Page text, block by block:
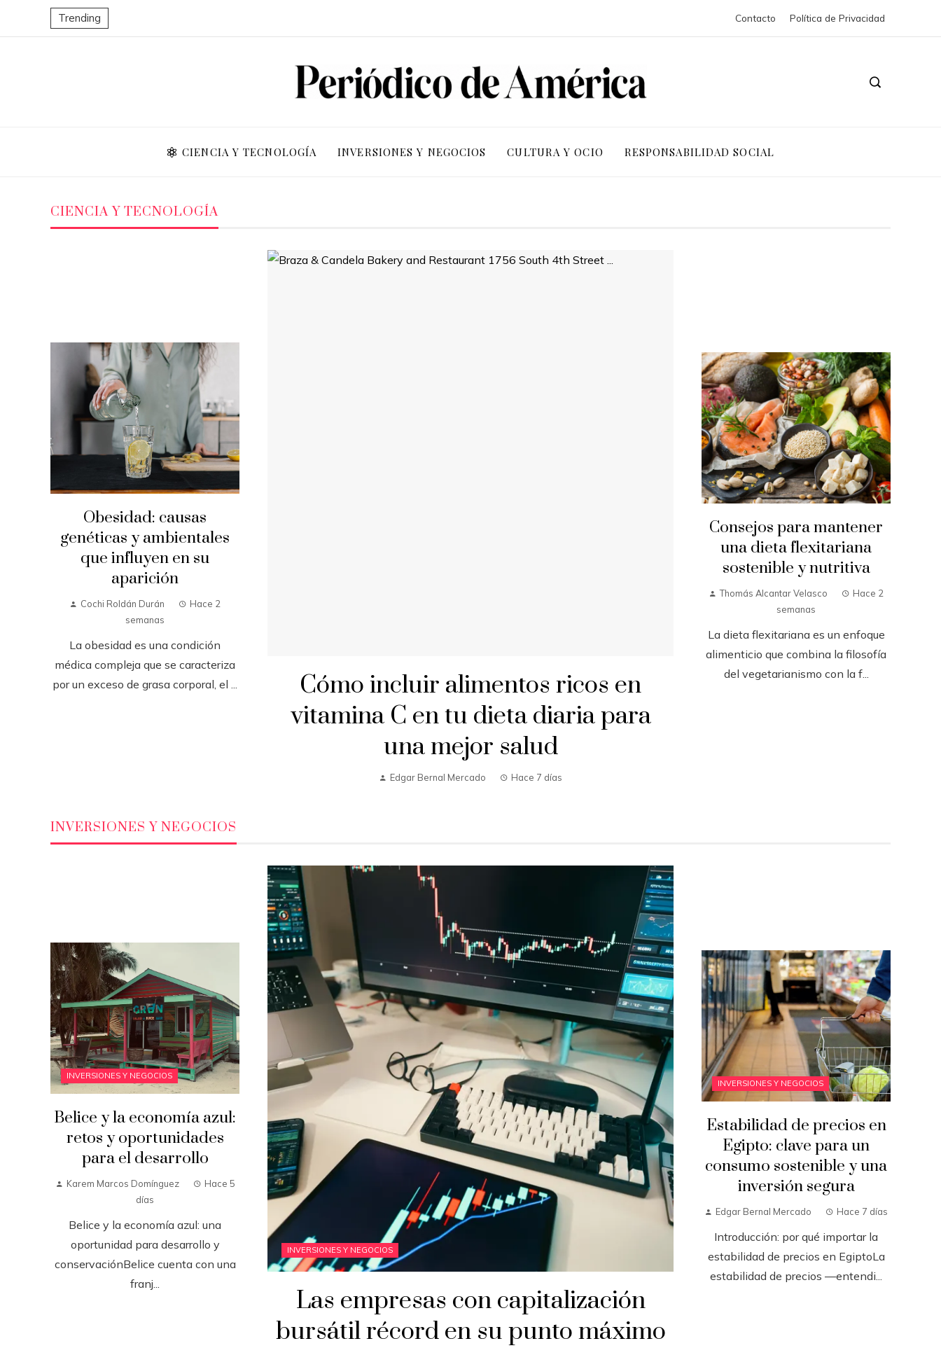
Trending Contacto Política de Privacidad
CIENCIA Y TECNOLOGÍA INVERSIONES Y NEGOCIOS CULTURA Y OCIO RESPONSABILIDAD SOCIAL
CIENCIA Y TECNOLOGÍA
Cómo incluir alimentos ricos en
vitamina C en tu dieta diaria para
una mejor salud
Edgar Bernal Mercado Hace 7 días
Obesidad: causas
genéticas y ambientales
que influyen en su
aparición
Cochi Roldán Durán
Hace 2
semanas
La obesidad es una condición
médica compleja que se caracteriza
por un exceso de grasa corporal, el ...
Consejos para mantener
una dieta flexitariana
sostenible y nutritiva
Thomás Alcantar Velasco
Hace 2
semanas
La dieta flexitariana es un enfoque
alimenticio que combina la filosofía
del vegetarianismo con la f...
INVERSIONES Y NEGOCIOS
INVERSIONES Y NEGOCIOS
Las empresas con capitalización
bursátil récord en su punto máximo
INVERSIONES Y NEGOCIOS
Belice y la economía azul:
retos y oportunidades
para el desarrollo
Karem Marcos Domínguez
Hace 5
días
Belice y la economía azul: una
oportunidad para desarrollo y
conservaciónBelice cuenta con una
franj...
INVERSIONES Y NEGOCIOS
Estabilidad de precios en
Egipto: clave para un
consumo sostenible y una
inversión segura
Edgar Bernal Mercado Hace 7 días
Introducción: por qué importar la
estabilidad de precios en EgiptoLa
estabilidad de precios —entendi...